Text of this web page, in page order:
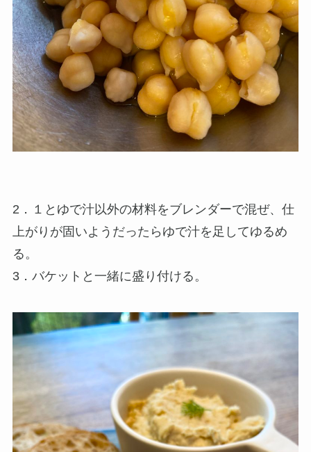
2．１とゆで汁以外の材料をブレンダーで混ぜ、仕
上がりが固いようだったらゆで汁を足してゆるめ
る。
3．バケットと一緒に盛り付ける。